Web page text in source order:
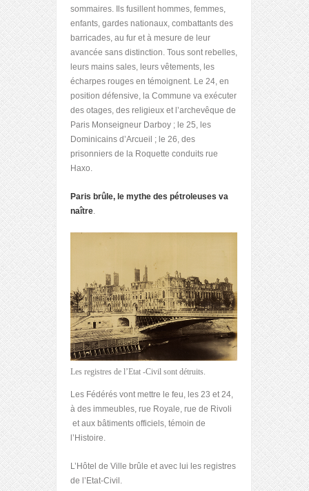
sommaires. Ils fusillent hommes, femmes,
enfants, gardes nationaux, combattants des
barricades, au fur et à mesure de leur
avancée sans distinction. Tous sont rebelles,
leurs mains sales, leurs vêtements, les
écharpes rouges en témoignent. Le 24, en
position défensive, la Commune va exécuter
des otages, des religieux et l’archevêque de
Paris Monseigneur Darboy ; le 25, les
Dominicains d’Arcueil ; le 26, des
prisonniers de la Roquette conduits rue
Haxo.
Paris brûle, le mythe des pétroleuses va
naître.
Les registres de l’Etat -Civil sont détruits.
Les Fédérés vont mettre le feu, les 23 et 24,
à des immeubles, rue Royale, rue de Rivoli
et aux bâtiments officiels, témoin de
l’Histoire.
L’Hôtel de Ville brûle et avec lui les registres
de l’Etat-Civil.